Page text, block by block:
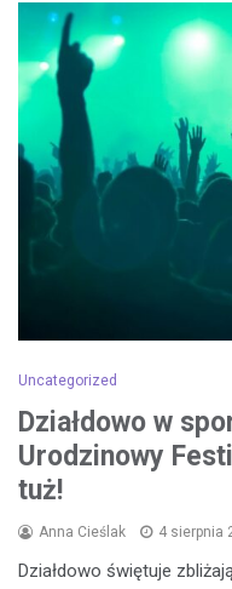
Uncategorized
Działdowo w
Urodzinowy
tuż!
Anna Cieślak 4 sierpnia
Działdowo świętuje